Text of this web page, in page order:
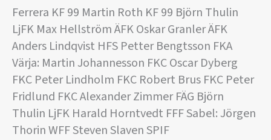
Ferrera KF 99 Martin Roth KF 99 Björn Thulin
LjFK Max Hellström ÄFK Oskar Granler ÄFK
Anders Lindqvist HFS Petter Bengtsson FKA
Värja: Martin Johannesson FKC Oscar Dyberg
FKC Peter Lindholm FKC Robert Brus FKC Peter
Fridlund FKC Alexander Zimmer FÄG Björn
Thulin LjFK Harald Horntvedt FFF Sabel: Jörgen
Thorin WFF Steven Slaven SPIF